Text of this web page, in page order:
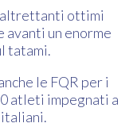
ottimi
avanti un enorme
tatami.
le FQR per i
atleti impegnati a